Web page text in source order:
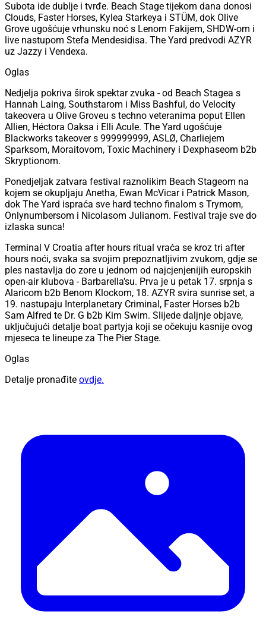
Subota ide dublje i tvrđe. Beach Stage tijekom dana donosi
Clouds, Faster Horses, Kylea Starkeya i STÜM, dok Olive
Grove ugošćuje vrhunsku noć s Lenom Fakijem, SHDW-om i
live nastupom Stefa Mendesidisa. The Yard predvodi AZYR
uz Jazzy i Vendexa.
Oglas
Nedjelja pokriva širok spektar zvuka - od Beach Stagea s
Hannah Laing, Southstarom i Miss Bashful, do Velocity
takeovera u Olive Groveu s techno veteranima poput Ellen
Allien, Héctora Oaksa i Elli Acule. The Yard ugošćuje
Blackworks takeover s 999999999, ASLØ, Charliejem
Sparksom, Moraitovom, Toxic Machinery i Dexphaseom b2b
Skryptionom.
Ponedjeljak zatvara festival raznolikim Beach Stageom na
kojem se okupljaju Anetha, Ewan McVicar i Patrick Mason,
dok The Yard ispraća sve hard techno finalom s Trymom,
Onlynumbersom i Nicolasom Julianom. Festival traje sve do
izlaska sunca!
Terminal V Croatia after hours ritual vraća se kroz tri after
hours noći, svaka sa svojim prepoznatljivim zvukom, gdje se
ples nastavlja do zore u jednom od najcjenjenijih europskih
open-air klubova - Barbarella'su. Prva je u petak 17. srpnja s
Alaricom b2b Benom Klockom, 18. AZYR svira sunrise set, a
19. nastupaju Interplanetary Criminal, Faster Horses b2b
Sam Alfred te Dr. G b2b Kim Swim. Slijede daljnje objave,
uključujući detalje boat partyja koji se očekuju kasnije ovog
mjeseca te lineupe za The Pier Stage.
Oglas
Detalje pronađite ovdje.